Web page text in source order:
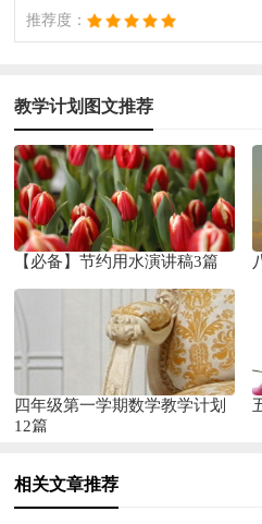
推荐度：
教学计划图文推荐
【必备】节约用水演讲稿3篇
四年级第一学期数学教学计划
12篇
相关文章推荐